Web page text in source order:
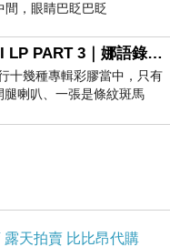
人不是,真是快事
的阿咩學妹,
人的態度,
情好女人系列>
news/vickihung/
，眼睛巴眨巴眨
CONFESSIONS II LP PART 3｜娜語錄II LP PART 3
十幾種專輯彩膠當中，只有
喇叭、一張是條紋斑馬
洲商店AU STORE
露天拍賣 比比昂代購